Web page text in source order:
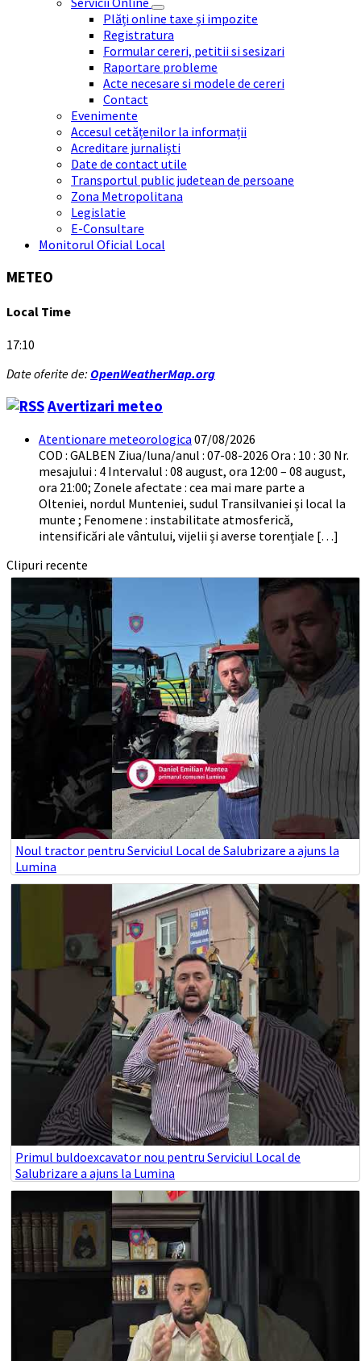
Plăți online taxe și impozite
Registratura
Formular cereri, petitii si sesizari
Raportare probleme
Acte necesare si modele de cereri
Contact
Evenimente
Accesul cetățenilor la informații
Acreditare jurnaliști
Date de contact utile
Transportul public judetean de persoane
Zona Metropolitana
Legislatie
E-Consultare
Monitorul Oficial Local
METEO
Local Time
17:10
Date oferite de: OpenWeatherMap.org
Avertizari meteo
Atentionare meteorologica 07/08/2026
COD : GALBEN Ziua/luna/anul : 07-08-2026 Ora : 10 : 30 Nr.
mesajului : 4 Intervalul : 08 august, ora 12:00 – 08 august,
ora 21:00; Zonele afectate : cea mai mare parte a
Olteniei, nordul Munteniei, sudul Transilvaniei și local la
munte ; Fenomene : instabilitate atmosferică,
intensificări ale vântului, vijelii și averse torențiale […]
Clipuri recente
Noul tractor pentru Serviciul Local de Salubrizare a ajuns la
Lumina
Primul buldoexcavator nou pentru Serviciul Local de
Salubrizare a ajuns la Lumina